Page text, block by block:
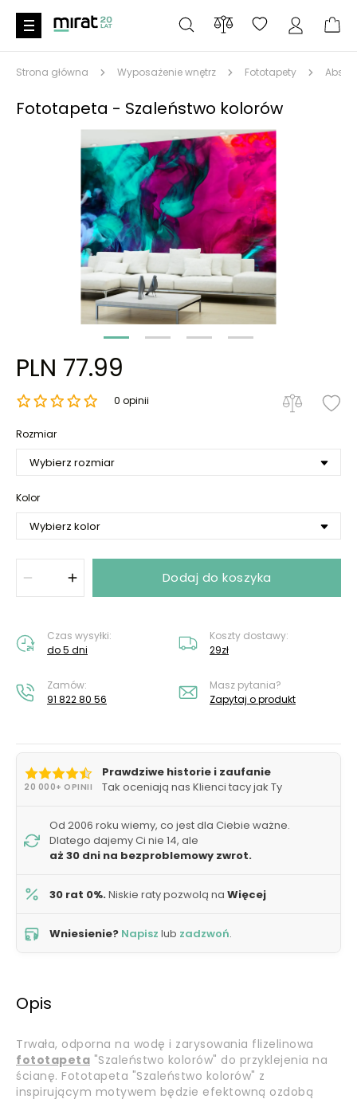
Strona główna Wyposażenie wnętrz Fototapety
Fototapeta - Szaleństwo kolorów
PLN 77.99
0 opinii
Rozmiar
Kolor
Dodaj do koszyka
Czas wysyłki:
do 5 dni
Koszty dostawy:
29zł
Zamów:
91 822 80 56
Masz pytania?
Zapytaj o produkt
20 000+ OPINII
Prawdziwe historie i zaufanie
Tak oceniają nas Klienci tacy jak Ty
Od 2006 roku wiemy, co jest dla Ciebie ważne.
Dlatego dajemy Ci nie 14, ale
aż 30 dni na bezproblemowy zwrot.
30 rat 0%.Niskie raty pozwolą na Więcej
Wniesienie? Napisz lub zadzwoń.
Opis
Trwała, odporna na wodę i zarysowania flizelinowa
fototapeta "Szaleństwo kolorów" do przyklejenia na
ścianę. Fototapeta "Szaleństwo kolorów" z
inspirującym motywem będzie efektowną ozdobą